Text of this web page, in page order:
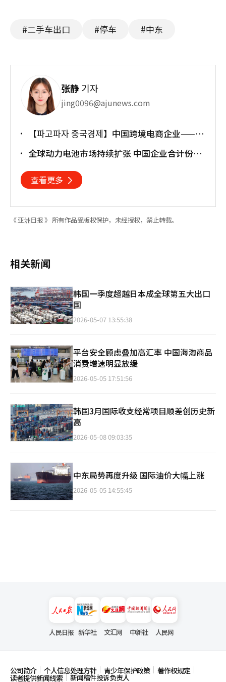
#二手车出口 #停车 #中东
张静기자
jing0096@ajunews.com
【파고파자 중국경제】中国跨境电商企业——宁
全球动力电池市场持续扩张 中国企业合计份额
查看更多
《 亚洲日报 》 所有作品受版权保护，未经授权，禁止转载。
相关新闻
韩国一季度超越日本成全球第五大出口
国
2026-05-07 13:55:38
平台安全顾虑叠加高汇率 中国海淘商品
消费增速明显放缓
2026-05-05 17:51:56
韩国3月国际收支经常项目顺差创历史新
高
2026-05-08 09:03:35
中东局势再度升级 国际油价大幅上涨
2026-05-05 14:55:45
人民日报 新华社 文汇网 中新社 人民网
公司简介 个人信息处理方针 青少年保护政策 著作权规定
读者提供新闻线索
新闻稿件投诉负责人